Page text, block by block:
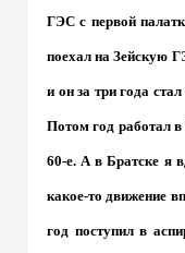
ГЭС с первой
поехал на Зейскую
и он за три года
Потом год работал в
60-е. А в Братске я
какое-то движение
год поступил в